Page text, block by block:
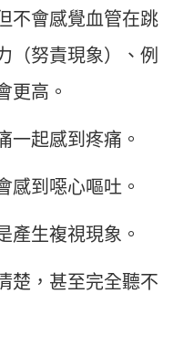
不會感覺血管在跳
（努責現象）、例
更高。
一起感到疼痛。
感到噁心嘔吐。
產生複視現象。
楚，甚至完全聽不